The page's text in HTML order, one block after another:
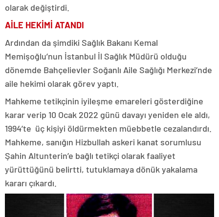
olarak değiştirdi.
AİLE HEKİMİ ATANDI
Ardından da şimdiki Sağlık Bakanı Kemal
Memişoğlu’nun İstanbul İl Sağlık Müdürü olduğu
dönemde Bahçelievler Soğanlı Aile Sağlığı Merkezi’nde
aile hekimi olarak görev yaptı.
Mahkeme tetikçinin iyileşme emareleri gösterdiğine
karar verip 10 Ocak 2022 günü davayı yeniden ele aldı,
1994’te üç kişiyi öldürmekten müebbetle cezalandırdı.
Mahkeme, sanığın Hizbullah askeri kanat sorumlusu
Şahin Altunterin’e bağlı tetikçi olarak faaliyet
yürüttüğünü belirtti, tutuklamaya dönük yakalama
kararı çıkardı.